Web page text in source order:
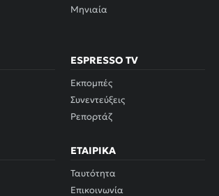
Μηνιαία
ESPRESSO TV
Εκπομπές
Συνεντεύξεις
Ρεπορτάζ
ΕΤΑΙΡΙΚΆ
Ταυτότητα
Επικοινωνία